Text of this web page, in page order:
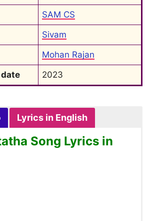
SAM CS
Sivam
Mohan Rajan
date
2023
Lyrics in English
Song Lyrics in